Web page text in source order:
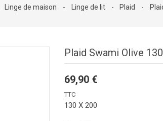
Linge de maison Linge de lit Plaid
Plaid Swami Olive
69,90 €
TTC
130 X 200